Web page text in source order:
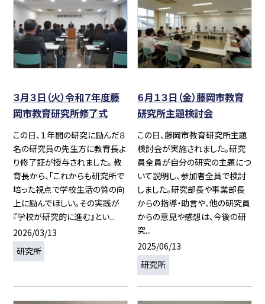
３月３日（火）令和７年度藤
岡市教育研究所修了式
この日、１年間の研究に励んだ８
名の研究員の先生方に教育長よ
り修了証が授与されました。 教
育長から、「これからも研究所で
培った視点で学校生活の質の向
上に励んでほしい。その実践が
『学校が研究的に進む』とい...
2026/03/13
研究所
６月１３日（金）藤岡市教育
研究所主題検討会
この日、藤岡市教育研究所主題
検討会が実施されました。研究
員全員が自分の研究の主題につ
いて説明し、参加者全員で検討
しました。研究部長や事業部長
からの指導・助言や、他の研究員
からの意見や感想は、今後の研
究...
2025/06/13
研究所